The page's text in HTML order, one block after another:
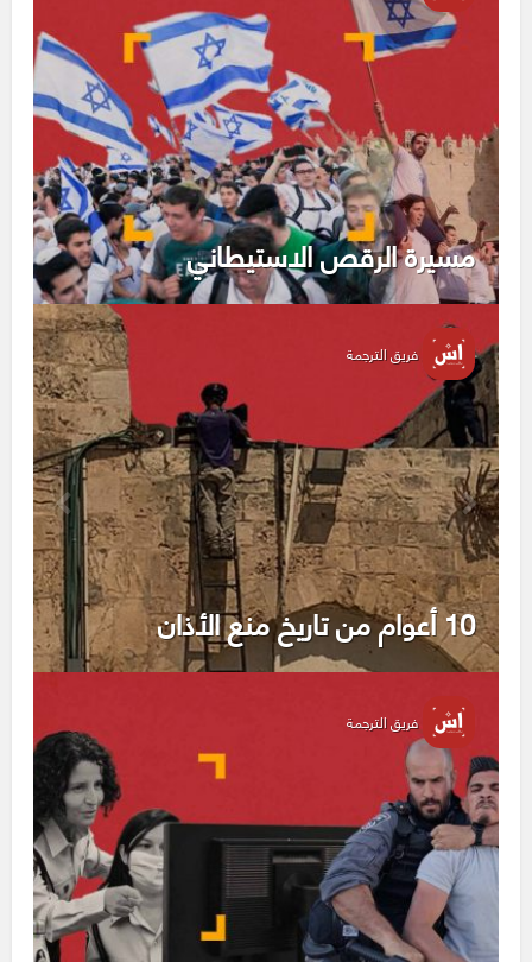
مسيرة الرقص الاستيطاني
فريق الترجمة
10 أعوام من تاريخ منع الأذان
فريق الترجمة